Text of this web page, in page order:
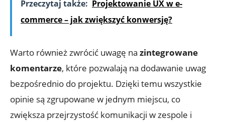
Przeczytaj także: Projektowanie UX w e-
commerce – jak zwiększyć konwersję?
Warto również zwrócić uwagę ‍na⁢ zintegrowane
‍komentarze,‍ które pozwalają na dodawanie uwag
bezpośrednio ⁢do projektu. Dzięki temu wszystkie
opinie są ⁣zgrupowane‌ w⁣ jednym⁤ miejscu, co
zwiększa ⁤przejrzystość ​komunikacji‌ w ​zespole i